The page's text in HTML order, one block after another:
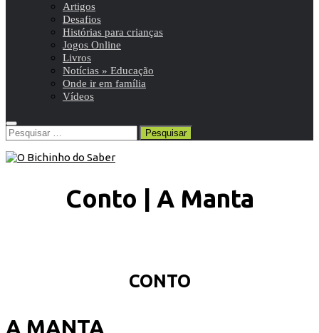
Artigos
Desafios
Histórias para crianças
Jogos Online
Livros
Notícias » Educação
Onde ir em família
Vídeos
Pesquisar
por:
Conto | A Manta
CONTO
A MANTA